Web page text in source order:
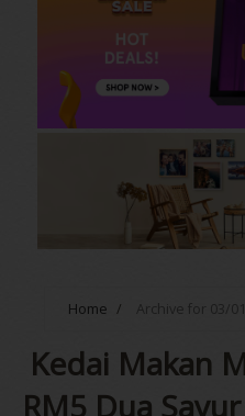
Home / Archive for 03/
Kedai Makan
RM5 Dua